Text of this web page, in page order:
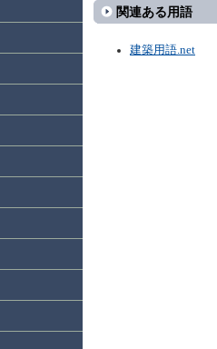
関連ある用語
建築用語.net